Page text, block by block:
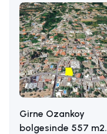
Girne Ozankoy
bolgesinde 557 m2